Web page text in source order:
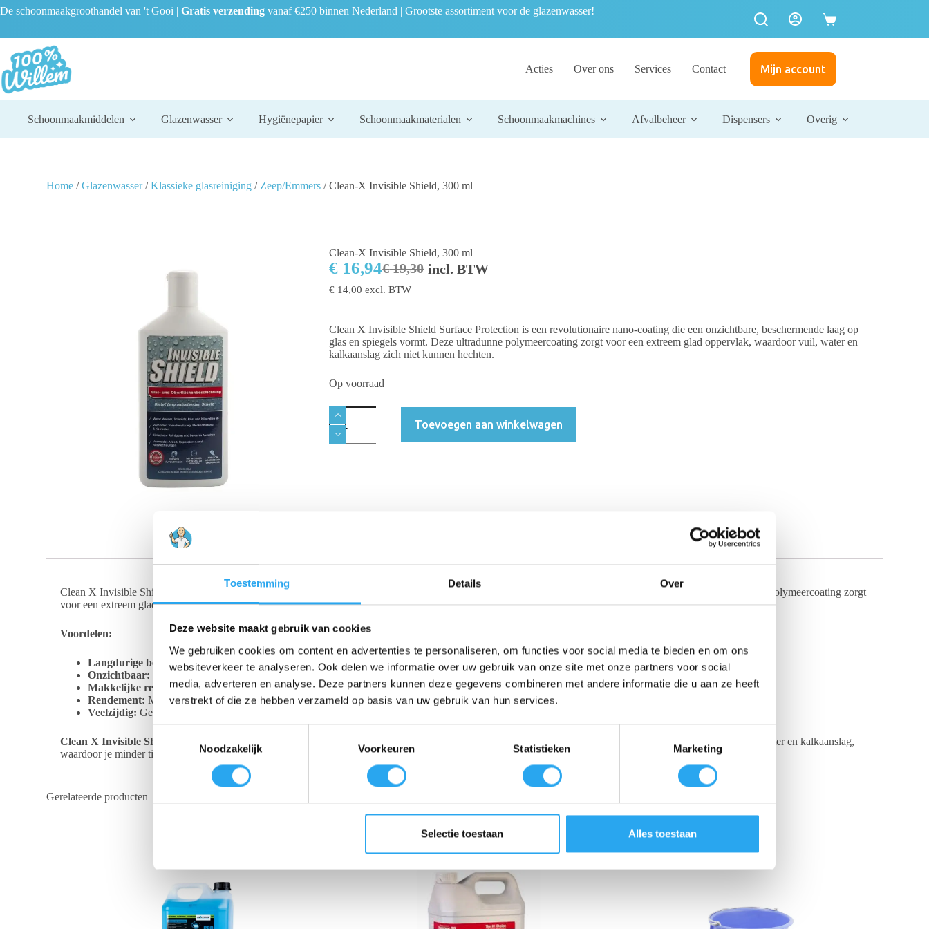
Toestemming Details Over
Deze website maakt gebruik van cookies
We gebruiken cookies om content en advertenties te personaliseren, om functies voor social media te bieden en om ons
websiteverkeer te analyseren. Ook delen we informatie over uw gebruik van onze site met onze partners voor social
media, adverteren en analyse. Deze partners kunnen deze gegevens combineren met andere informatie die u aan ze heeft
verstrekt of die ze hebben verzameld op basis van uw gebruik van hun services.
i
Noodzakelijk Voorkeuren Statistieken Marketing
Selectie toestaan Alles toestaan
De schoonmaakgroothandel van 't Gooi | Gratis verzending vanaf €250 binnen Nederland | Grootste assortiment voor de glazenwasser!
Acties Over ons Services Contact Mijn account
Schoonmaakmiddelen Glazenwasser Hygiënepapier Schoonmaakmaterialen Schoonmaakmachines Afvalbeheer Dispensers Overig
Home /Glazenwasser/Klassieke glasreiniging / Zeep/Emmers / Clean-X Invisible Shield, 300 ml
Clean-X Invisible Shield, 300 ml
€19,30
€ 16,94 incl. BTW
€ 14,00 excl. BTW
Clean X Invisible Shield Surface Protection is een revolutionaire nano-coating die een onzichtbare, beschermende laag op
glas en spiegels vormt. Deze ultradunne polymeercoating zorgt voor een extreem glad oppervlak, waardoor vuil, water en
kalkaanslag zich niet kunnen hechten.
Op voorraad
Toevoegen aan winkelwagen
Clean X Invisible Shield Surface Protection is een revolutionaire nano-coating die een onzichtbare, beschermende laag op glas en spiegels vormt. Deze ultradunne polymeercoating zorgt
voor een extreem glad oppervlak, waardoor vuil, water en kalkaanslag zich niet kunnen hechten.
Voordelen:
Langdurige bescherming: Houdt glas en spiegels tot wel 12 maanden schoon en glanzend.
Onzichtbaar: De coating is volledig transparant en beïnvloedt de helderheid van het glas niet.
Makkelijke reiniging:Vuil en vlekken veeg je eenvoudig weg, zonder agressieve schoonmaakmiddelen.
Rendement: Met 1 liter behandel je tot wel 100 m2 oppervlak.
Veelzijdig: Geschikt voor ramen, spiegels, gezandstraald glas, glazen tafels en meer.
Clean X Invisible Shield Surface Protection
is de ideale oplossing om je glas en spiegels langer mooi te houden. De onzichtbare coating beschermt tegen vuil, water en kalkaanslag,
waardoor je minder tijd kwijt bent aan schoonmaken en je oppervlakken er altijd als nieuw uitzien.
Gerelateerde producten